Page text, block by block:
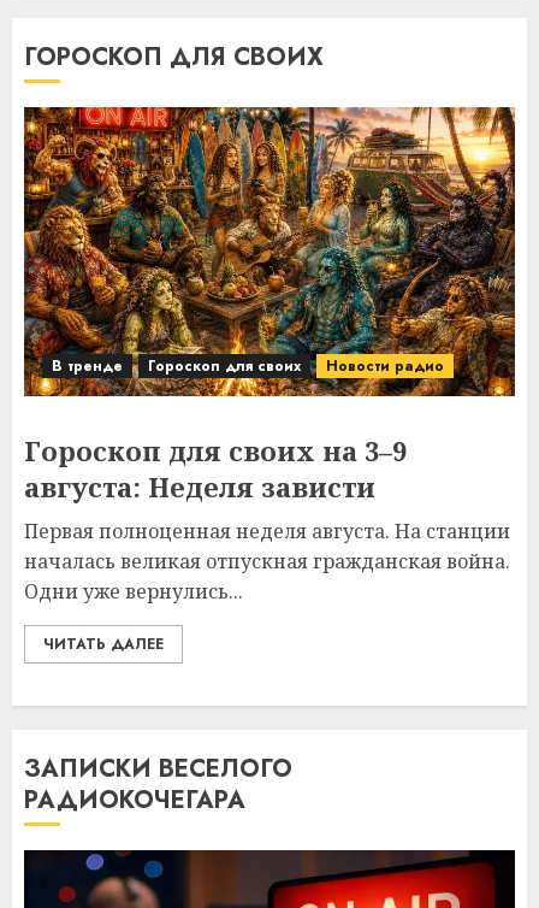
ГОРОСКОП ДЛЯ СВОИХ
В тренде Гороскоп для своих Новости радио
Гороскоп для своих на 3–9
августа: Неделя зависти
Первая полноценная неделя августа. На станции
началась великая отпускная гражданская война.
Одни уже вернулись...
ЧИТАТЬ ДАЛЕЕ
ЗАПИСКИ ВЕСЕЛОГО
РАДИОКОЧЕГАРА